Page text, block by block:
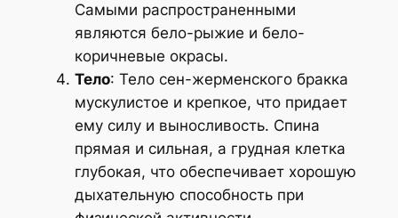
Самыми распространенными
являются бело-рыжие и бело-
коричневые окрасы.
Тело: Тело сен-жерменского бракка
мускулистое и крепкое, что придает
ему силу и выносливость. Спина
прямая и сильная, а грудная клетка
глубокая, что обеспечивает хорошую
дыхательную способность при